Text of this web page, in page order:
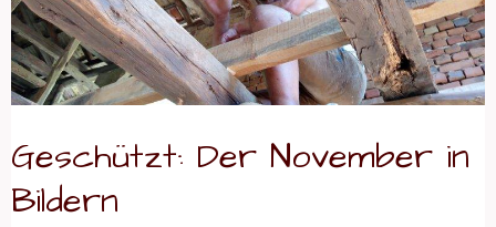
Geschützt: Der November in
Bildern
in
Bildern